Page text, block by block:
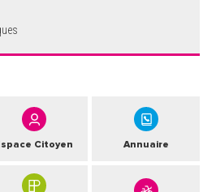
Citoyen Annuaire